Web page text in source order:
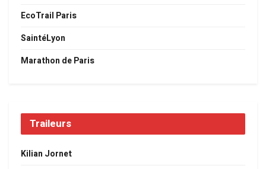
EcoTrail Paris
SaintéLyon
Marathon de Paris
Traileurs
Kilian Jornet